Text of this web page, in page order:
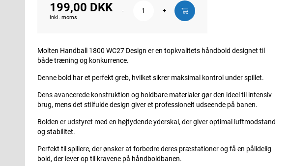
199,00 DKK
inkl. moms
- +
Molten Handball 1800 WC27 Design er en topkvalitets håndbold designet til
både træning og konkurrence.
Denne bold har et perfekt greb, hvilket sikrer maksimal kontrol under spillet.
Dens avancerede konstruktion og holdbare materialer gør den ideel til intensiv
brug, mens det stilfulde design giver et professionelt udseende på banen.
Bolden er udstyret med en højtydende yderskal, der giver optimal luftmodstand
og stabilitet.
Perfekt til spillere, der ønsker at forbedre deres præstationer og få en pålidelig
bold, der lever op til kravene på håndboldbanen.